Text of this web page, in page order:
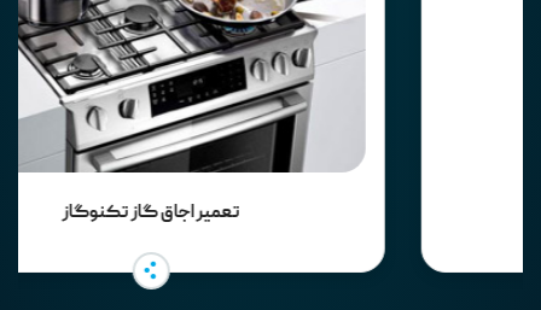
SearchHome
تعمیر اجاق گاز تکنوگاز